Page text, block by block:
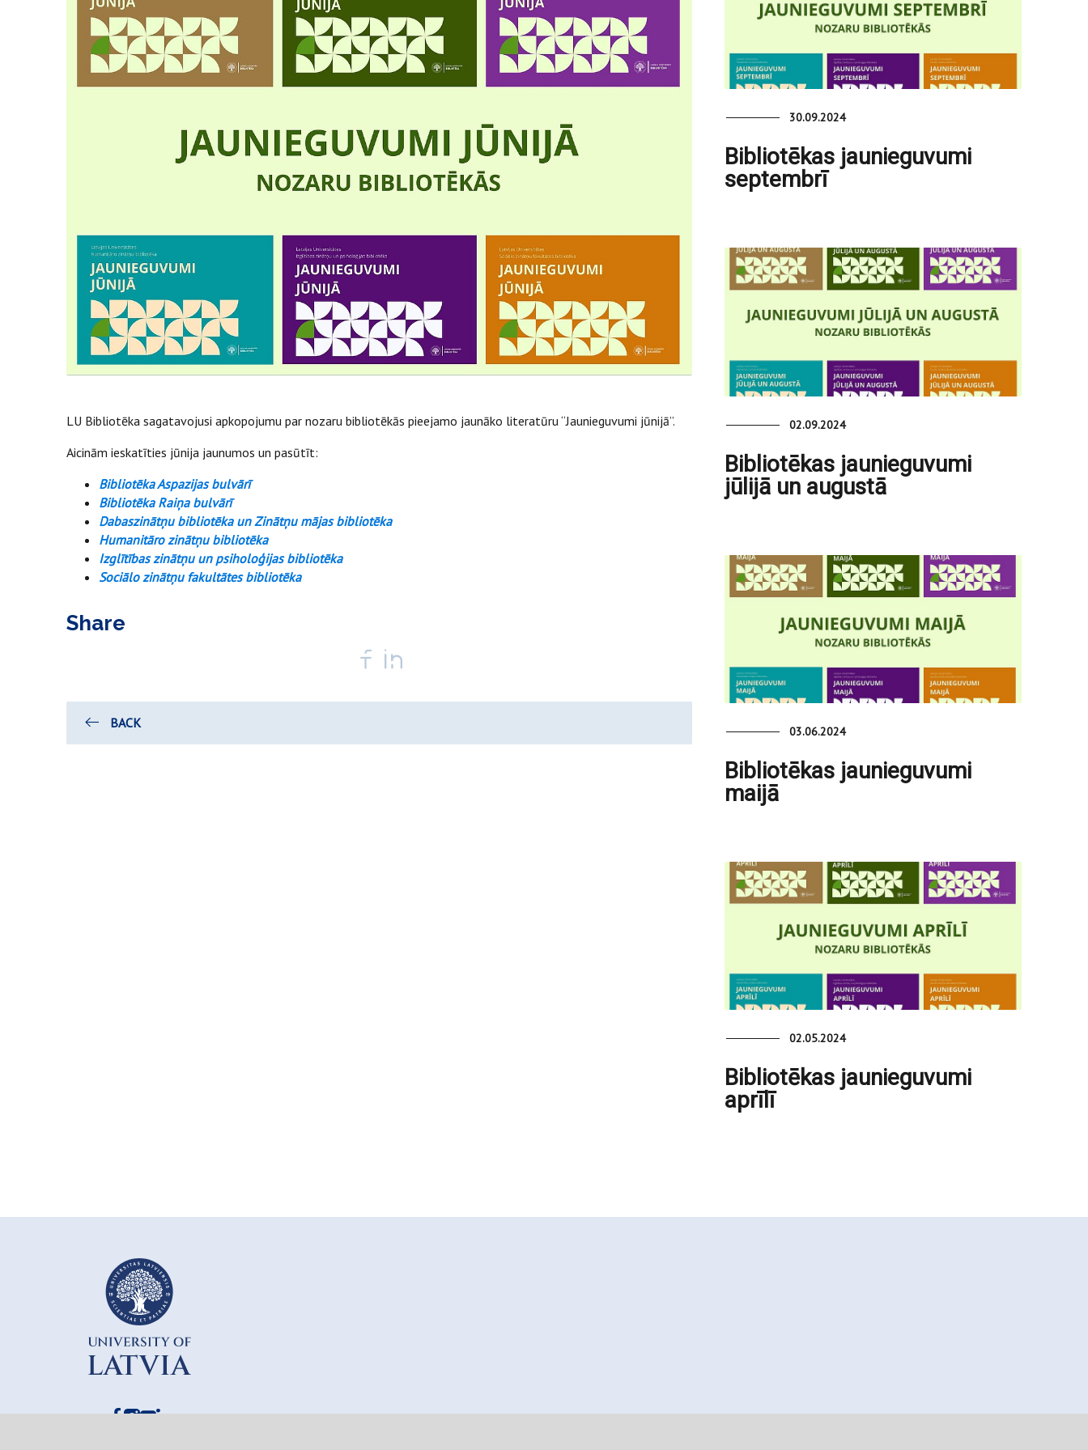
LU Bibliotēka sagatavojusi apkopojumu par nozaru bibliotēkās pieejamo jaunāko literatūru “Jaunieguvumi jūnijā”.
Aicinām ieskatīties jūnija jaunumos un pasūtīt:
Bibliotēka Aspazijas bulvārī
Bibliotēka Raiņa bulvārī
Dabaszinātņu bibliotēka un Zinātņu mājas bibliotēka
Humanitāro zinātņu bibliotēka
Izglītības zinātņu un psiholoģijas bibliotēka
Sociālo zinātņu fakultātes bibliotēka
Share
BACK
30.09.2024
Bibliotēkas jaunieguvumi
septembrī
02.09.2024
Bibliotēkas jaunieguvumi
jūlijā un augustā
03.06.2024
Bibliotēkas jaunieguvumi
maijā
02.05.2024
Bibliotēkas jaunieguvumi
aprīlī